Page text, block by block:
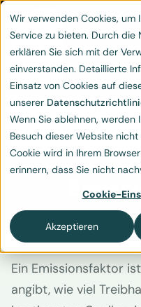
Wir verwenden Cookies, um
Service zu bieten. Durch die
erklären Sie sich mit der
einverstanden. Detaillierte
Einsatz von Cookies auf
unserer
Wenn Sie ablehnen, werden
Besuch dieser Website nicht
Cookie wird in Ihrem
erinnern, dass Sie nicht
Cookie-
Akzeptieren
Home
Ein Emissionsfaktor
angibt, wie viel